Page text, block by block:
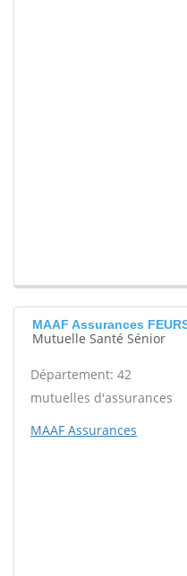
MAAF Assurances
Mutuelle Santé Sénior
Département: 42
mutuelles d'assurances
MAAF Assurances